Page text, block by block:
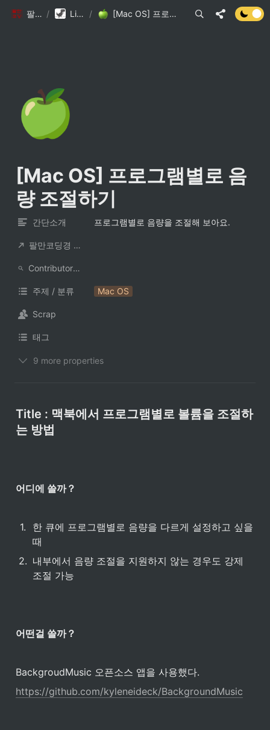
팔만코딩경 / Library DB / [Mac OS] 프로그램별로 음량 조절하기
🍏
[Mac OS] 프로그램별로 음
량 조절하기
간단소개 프로그램별로 음량을 조절해 보아요.
팔만코딩경 컨트리뷰터
ContributorNotionAccount
주제 / 분류 Mac OS
Scrap
태그
9 more properties
Title : 맥북에서 프로그램별로 볼륨을 조절하
는 방법
어디에 쓸까？
1.
한 큐에 프로그램별로 음량을 다르게 설정하고 싶을
때
2. 내부에서 음량 조절을 지원하지 않는 경우도 강제
조절 가능
어떤걸 쓸까？
BackgroudMusic 오픈소스 앱을 사용했다.
https://github.com/kyleneideck/BackgroundMusic